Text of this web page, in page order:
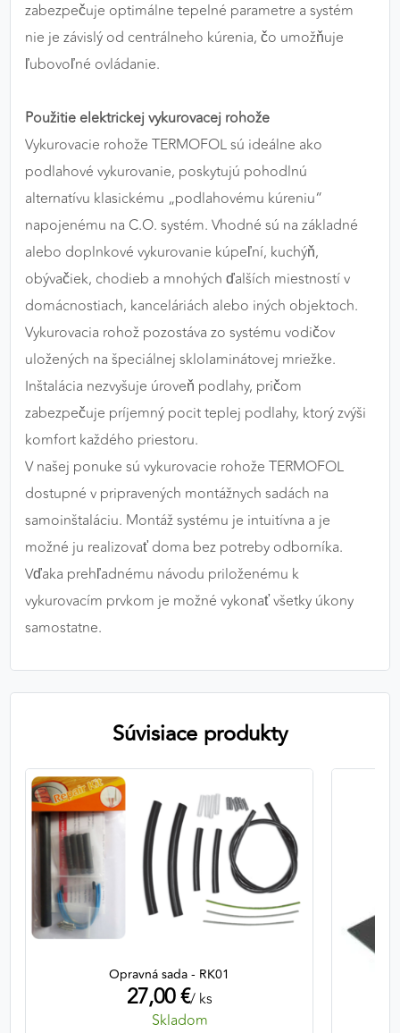
zabezpečuje optimálne tepelné parametre a systém
nie je závislý od centrálneho kúrenia, čo umožňuje
ľubovoľné ovládanie.
Použitie elektrickej vykurovacej rohože
Vykurovacie rohože TERMOFOL sú ideálne ako
podlahové vykurovanie, poskytujú pohodlnú
alternatívu klasickému „podlahovému kúreniu“
napojenému na C.O. systém. Vhodné sú na základné
alebo doplnkové vykurovanie kúpeľní, kuchýň,
obývačiek, chodieb a mnohých ďalších miestností v
domácnostiach, kanceláriách alebo iných objektoch.
Vykurovacia rohož pozostáva zo systému vodičov
uložených na špeciálnej sklolaminátovej mriežke.
Inštalácia nezvyšuje úroveň podlahy, pričom
zabezpečuje príjemný pocit teplej podlahy, ktorý zvýši
komfort každého priestoru.
V našej ponuke sú vykurovacie rohože TERMOFOL
dostupné v pripravených montážnych sadách na
samoinštaláciu. Montáž systému je intuitívna a je
možné ju realizovať doma bez potreby odborníka.
Vďaka prehľadnému návodu priloženému k
vykurovacím prvkom je možné vykonať všetky úkony
samostatne.
Súvisiace produkty
Opravná sada - RK01
27,00 €/ ks
Skladom